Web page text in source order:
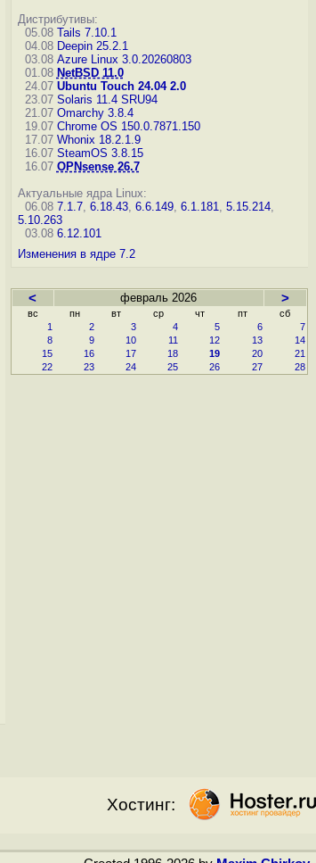
Дистрибутивы:
05.08 Tails 7.10.1
04.08 Deepin 25.2.1
03.08 Azure Linux 3.0.20260803
01.08 NetBSD 11.0
24.07 Ubuntu Touch 24.04 2.0
23.07 Solaris 11.4 SRU94
21.07 Omarchy 3.8.4
19.07 Chrome OS 150.0.7871.150
17.07 Whonix 18.2.1.9
16.07 SteamOS 3.8.15
16.07 OPNsense 26.7
Актуальные ядра Linux:
06.08 7.1.7, 6.18.43, 6.6.149, 6.1.181, 5.15.214,
5.10.263
03.08 6.12.101
Изменения в ядре 7.2
< февраль 2026 >
вс пн вт ср чт пт
сб
1
2 3 4 5 6
7
8
9 10 11 12 13
14
15
16 17 18 19 20
21
22
23 24 25 26 27 28
Хостинг: